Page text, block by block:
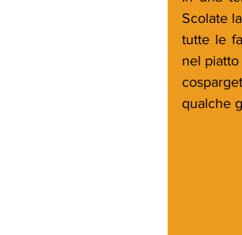
Scolate
tutte le
nel
qualche